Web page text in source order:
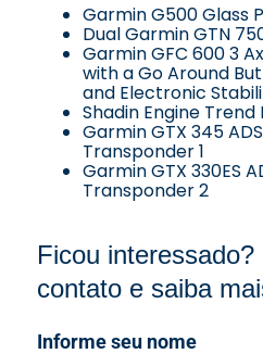
Garmin G500 Glass
Dual Garmin GTN
Garmin GFC 600 3
with a Go Around
and Electronic
Shadin Engine
Garmin GTX 345
Transponder 1
Garmin GTX 330ES
Transponder 2
Ficou interessado?
contato e saiba
Informe seu nome